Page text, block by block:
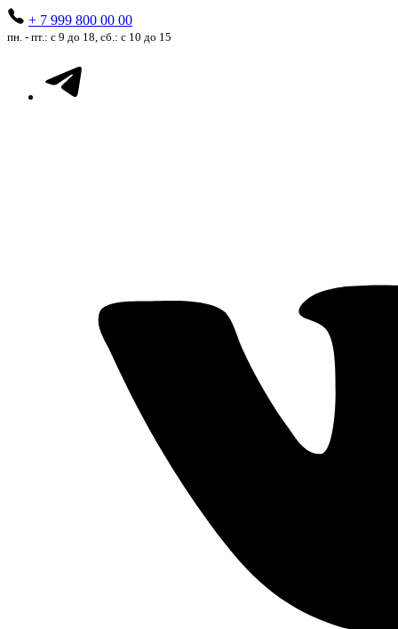
+ 7 999 800 00 00
пн. - пт.: с 9 до 18, сб.: с 10 до 15